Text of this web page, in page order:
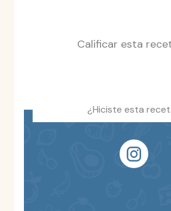
Calificar esta
¿Hiciste esta